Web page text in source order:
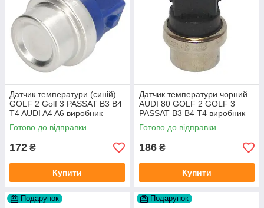
Датчик температури (синій)
GOLF 2 Golf 3 PASSAT B3 B4
T4 AUDI A4 A6 виробник
Topran Німеччина
Готово до відправки
172 ₴
Купити
Датчик температури чорний
AUDI 80 GOLF 2 GOLF 3
PASSAT B3 B4 T4 виробник
TOPRAN Німеччина
Готово до відправки
186 ₴
Купити
Подарунок Подарунок